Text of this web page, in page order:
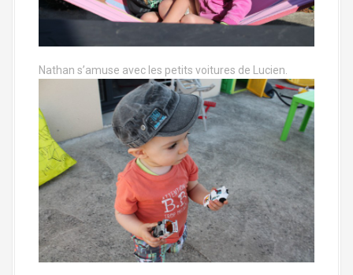
Nathan s’amuse avec les petits voitures de Lucien.